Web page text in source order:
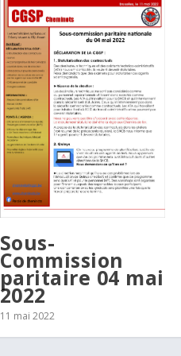
Sous-
Commission
paritaire 04 mai
2022
11 mai 2022